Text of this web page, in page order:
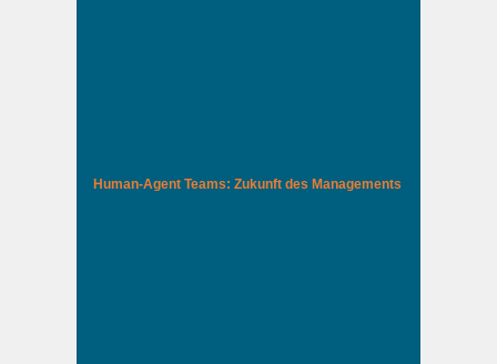
Human-Agent Teams: Zukunft des Managements